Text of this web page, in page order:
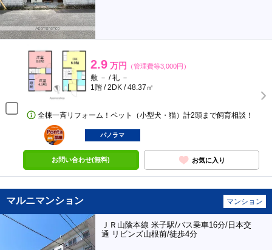
2.9 万円 （管理費等3,000円）
敷 － / 礼 －
1階 / 2DK / 48.37㎡
全棟一斉リフォーム！ペット（小型犬・猫）計2頭まで飼育相談！
ポンタ
部屋
パノラマ
お問い合わせ(無料) お気に入り
マルニマンション マンション
ＪＲ山陰本線 米子駅/バス乗車16分/日本交
通 リビンズ山根前/徒歩4分